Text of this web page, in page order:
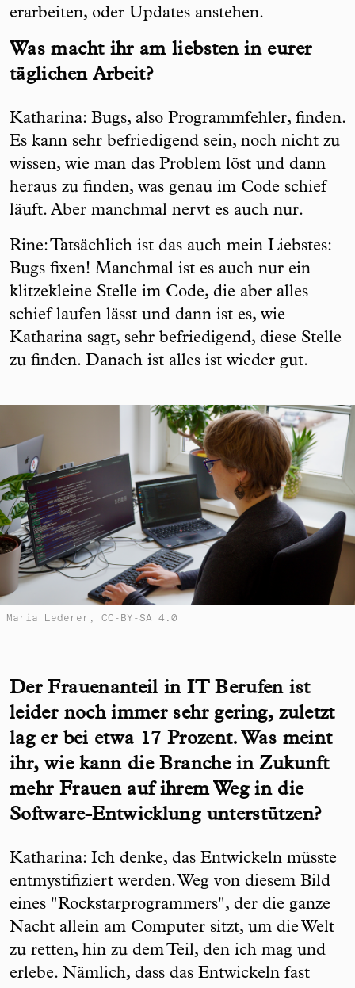
erarbeiten, oder Updates anstehen.
Was macht ihr am liebsten in eurer
täglichen Arbeit?
Katharina: Bugs, also Programmfehler, finden.
Es kann sehr befriedigend sein, noch nicht zu
wissen, wie man das Problem löst und dann
heraus zu finden, was genau im Code schief
läuft. Aber manchmal nervt es auch nur.
Rine: Tatsächlich ist das auch mein Liebstes:
Bugs fixen! Manchmal ist es auch nur ein
klitzekleine Stelle im Code, die aber alles
schief laufen lässt und dann ist es, wie
Katharina sagt, sehr befriedigend, diese Stelle
zu finden. Danach ist alles ist wieder gut.
Maria Lederer, CC-BY-SA 4.0
Der Frauenanteil in IT Berufen ist
leider noch immer sehr gering, zuletzt
lag er bei etwa 17 Prozent. Was meint
ihr, wie kann die Branche in Zukunft
mehr Frauen auf ihrem Weg in die
Software-Entwicklung unterstützen?
Katharina: Ich denke, das Entwickeln müsste
entmystifiziert werden. Weg von diesem Bild
eines "Rockstarprogrammers", der die ganze
Nacht allein am Computer sitzt, um die Welt
zu retten, hin zu dem Teil, den ich mag und
erlebe. Nämlich, dass das Entwickeln fast